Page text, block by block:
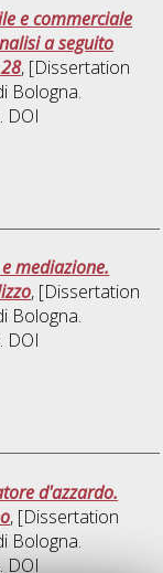
e commerciale
a seguito
, [Dissertation
Bologna.
DOI
mediazione.
, [Dissertation
Bologna.
DOI
d'azzardo.
, [Dissertation
Bologna.
DOI